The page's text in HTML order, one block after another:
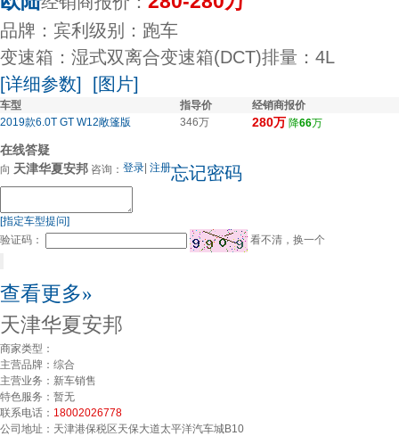
品牌：宾利 级别：跑车
变速箱：湿式双离合变速箱(DCT)排量：4L
[详细参数]
[图片]
车型 指导价
经销商报价
2019款6.0T GT W12敞篷版
346万 280万 降66万
在线答疑
向 天津华夏安邦 咨询： 登录 注册忘记密码
[指定车型提问]
验证码：
看不清，换一个
查看更多»
天津华夏安邦
商家类型：
主营品牌： 综合
主营业务： 新车销售
特色服务： 暂无
联系电话： 18002026778
公司地址： 天津港保税区天保大道太平洋汽车城B10